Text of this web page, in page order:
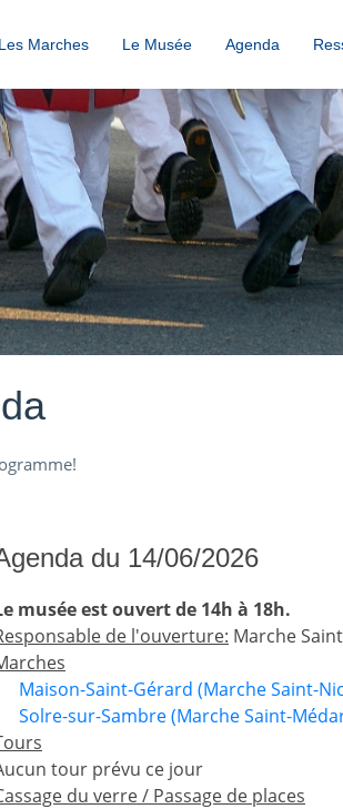
Les Marches Le Musée Agenda
du 14/06/2026
musée est ouvert de 14h à 18h.
de l'ouverture: Marche
Maison-Saint-Gérard (Marche Saint-
Solre-sur-Sambre (Marche Saint-
tour prévu ce jour
du verre / Passage de places